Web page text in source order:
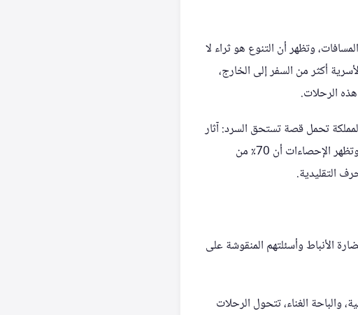
وتظهر أن التنوع هو ثراء لا
الروابط الأسرية أكثر من السفر إلى الخارج،
تحمل قصة تستحق السرد: آثار
قديمة، عمارة تقليدية، موسيقى شعبية، أطباق محلية، ولهجات تعكس تاريخ المكان وذاكرته. وتظهر الإحصاءات أن 70٪ من
التقليدية.
الأنباط وأسئلتهم المنقوشة على
والباحة الغناء، تتحول الرحلات